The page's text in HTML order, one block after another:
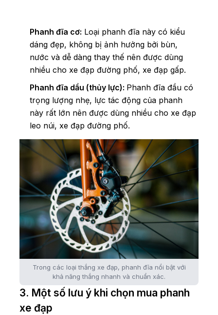
Phanh đĩa cơ: Loại phanh đĩa này có kiểu
dáng đẹp, không bị ảnh hưởng bởi bùn,
nước và dễ dàng thay thế nên được dùng
nhiều cho xe đạp đường phố, xe đạp gấp.
Phanh đĩa dầu (thủy lực): Phanh đĩa đầu có
trọng lượng nhẹ, lực tác động của phanh
này rất lớn nên được dùng nhiều cho xe đạp
leo núi, xe đạp đường phố.
Trong các loại thắng xe đạp, phanh đĩa nổi bật với
khả năng thắng nhanh và chuẩn xác.
3. Một số lưu ý khi chọn mua phanh
xe đạp